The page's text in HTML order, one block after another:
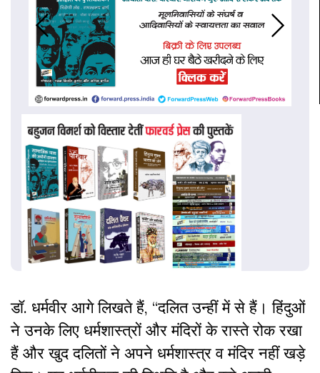
डॉ. धर्मवीर आगे लिखते हैं, “दलित उन्हीं में से हैं। हिंदुओं
ने उनके लिए धर्मशास्त्रों और मंदिरों के रास्ते रोक रखा
हैं और खुद दलितों ने अपने धर्मशास्त्र व मंदिर नहीं खड़े